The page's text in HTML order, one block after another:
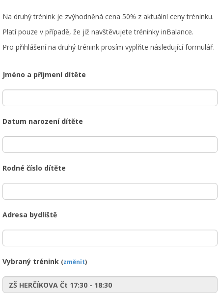
Na druhý trénink je zvýhodněná cena 50% z aktuální ceny tréninku.
Platí pouze v případě, že již navštěvujete tréninky inBalance.
Pro přihlášení na druhý trénink prosím vyplňte následující formulář.
Jméno a příjmení dítěte
Datum narození dítěte
Rodné číslo dítěte
Adresa bydliště
Vybraný trénink (změnit)